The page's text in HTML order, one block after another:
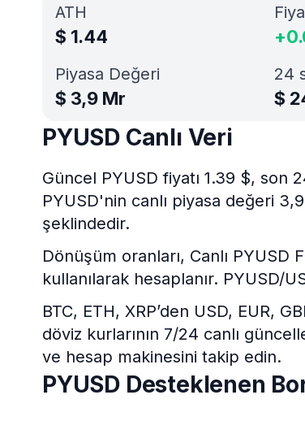
ATH
$ 1.44
Piyasa Değeri
$ 3,9 Mr
+
24
$
PYUSD Canlı Veri
Güncel PYUSD fiyatı 1.39 $, son
PYUSD'nin canlı piyasa değeri
şeklindedir.
Dönüşüm oranları, Canlı
kullanılarak hesaplanır. PYUSD/
BTC, ETH, XRP’den USD, EUR,
döviz kurlarının 7/24 canlı
ve hesap makinesini takip edin.
PYUSD Desteklenen